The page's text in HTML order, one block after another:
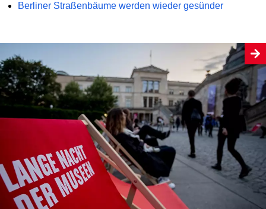
Berliner Straßenbäume werden wieder gesünder